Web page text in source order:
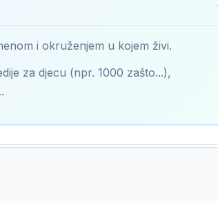
i okruženjem u kojem živi.
za djecu (npr. 1000 zašto...),